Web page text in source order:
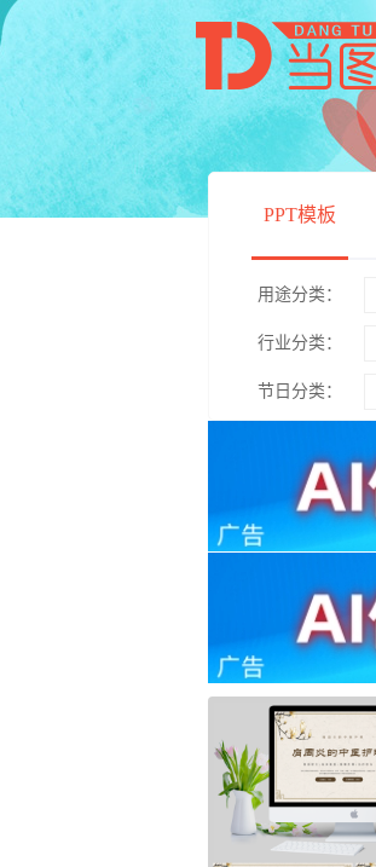
PPT模板
用途分类：
行业分类：
节日分类：